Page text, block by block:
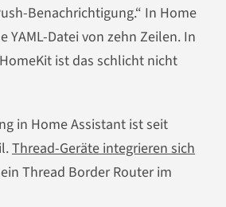
Benachrichtigung.“ In Home
YAML-Datei von zehn Zeilen. In
ist das schlicht nicht
in Home Assistant ist seit
Thread-Geräte integrieren sich
Thread Border Router im